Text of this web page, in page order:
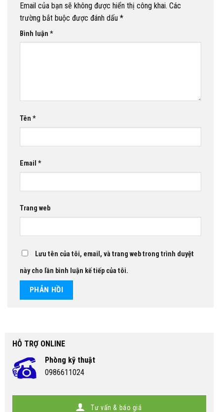
Email của bạn sẽ không được hiển thị công khai. Các
trường bắt buộc được đánh dấu *
Bình luận *
Tên *
Email *
Trang web
Lưu tên của tôi, email, và trang web trong trình duyệt
này cho lần bình luận kế tiếp của tôi.
HỖ TRỢ ONLINE
Phòng kỹ thuật
0986611024
Tư vấn & báo giá